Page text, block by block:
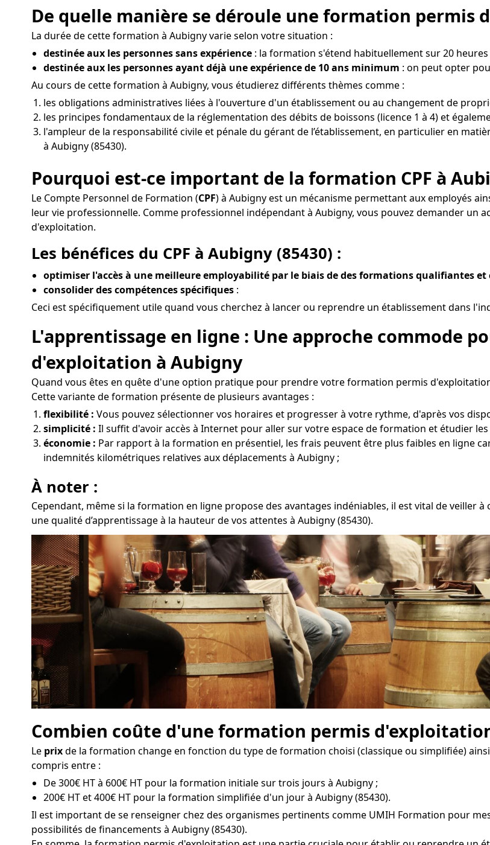
De quelle manière se déroule une formation permis
La durée de cette formation à Aubigny varie selon votre situation :
destinée aux les personnes sans expérience : la formation s'étend habituellement sur 20
destinée aux les personnes ayant déjà une expérience de 10 ans minimum : on peut opter
Au cours de cette formation à Aubigny, vous étudierez différents thèmes comme :
les obligations administratives liées à l'ouverture d'un établissement ou au changement de
les principes fondamentaux de la réglementation des débits de boissons (licence 1 à 4) et
l'ampleur de la responsabilité civile et pénale du gérant de l’établissement, en particulier en
à Aubigny (85430).
Pourquoi est-ce important de la formation CPF à
Le Compte Personnel de Formation (CPF) à Aubigny est un mécanisme permettant aux employés
leur vie professionnelle. Comme professionnel indépendant à Aubigny, vous pouvez demander
d'exploitation.
Les bénéfices du CPF à Aubigny (85430) :
optimiser l'accès à une meilleure employabilité par le biais de des formations qualifiantes
consolider des compétences spécifiques :
Ceci est spécifiquement utile quand vous cherchez à lancer ou reprendre un établissement dans
L'apprentissage en ligne : Une approche commode
d'exploitation à Aubigny
Quand vous êtes en quête d'une option pratique pour prendre votre formation permis
Cette variante de formation présente de plusieurs avantages :
flexibilité : Vous pouvez sélectionner vos horaires et progresser à votre rythme, d'après vos
simplicité : Il suffit d'avoir accès à Internet pour aller sur votre espace de formation et étudier
économie : Par rapport à la formation en présentiel, les frais peuvent être plus faibles en ligne
indemnités kilométriques relatives aux déplacements à Aubigny ;
À noter :
Cependant, même si la formation en ligne propose des avantages indéniables, il est vital de veiller
une qualité d’apprentissage à la hauteur de vos attentes à Aubigny (85430).
Combien coûte d'une formation permis
Le prixde la formation change en fonction du type de formation choisi (classique ou simplifiée)
compris entre :
De 300€ HT à 600€ HT pour la formation initiale sur trois jours à Aubigny ;
200€ HT et 400€ HT pour la formation simplifiée d'un jour à Aubigny (85430).
Il est important de se renseigner chez des organismes pertinents comme UMIH Formation pour
possibilités de financements à Aubigny (85430).